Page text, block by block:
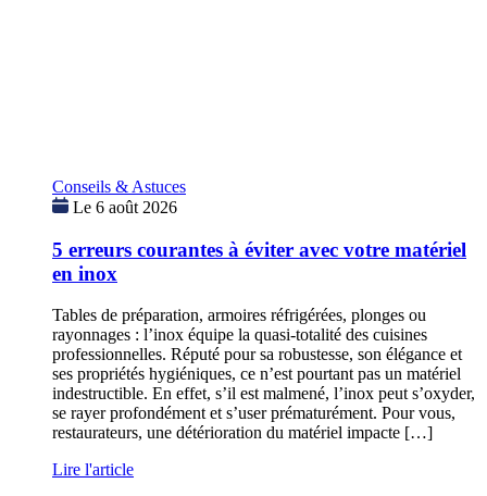
Conseils & Astuces
Le 6 août 2026
5 erreurs courantes à éviter avec votre matériel
en inox
Tables de préparation, armoires réfrigérées, plonges ou
rayonnages : l’inox équipe la quasi-totalité des cuisines
professionnelles. Réputé pour sa robustesse, son élégance et
ses propriétés hygiéniques, ce n’est pourtant pas un matériel
indestructible. En effet, s’il est malmené, l’inox peut s’oxyder,
se rayer profondément et s’user prématurément. Pour vous,
restaurateurs, une détérioration du matériel impacte […]
Lire l'article